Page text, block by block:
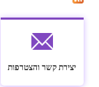
יצירת קשר והצטרפות